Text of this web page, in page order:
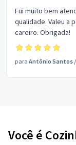
Fui muito bem
qualidade. Valeu a
careiro. Obrigada!
para Antônio Santos /
Você é